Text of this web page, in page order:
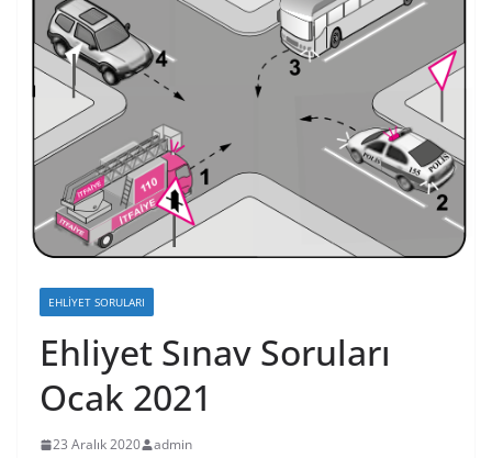
EHLIYET SORULARI
Ehliyet Sınav Soruları
Ocak 2021
23 Aralık 2020 admin